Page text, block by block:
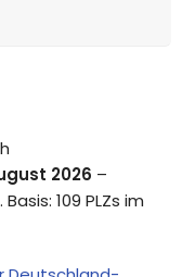
2026 –
109 PLZs im